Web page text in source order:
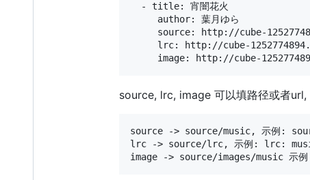
  - title: 宵闇花火
     author: 葉月ゆら
source: http://cube-
lrc: http://cube-
source, lrc, image 可以填路径或者url,
source -> source/music, 示例:
lrc -> source/lrc, 示例: lrc: